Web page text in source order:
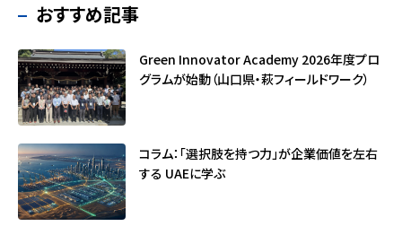
おすすめ記事
Green Innovator Academy 2026年度プロ
グラムが始動（山口県・萩フィールドワーク）
コラム：「選択肢を持つ力」が企業価値を左右
する ――UAEに学ぶ